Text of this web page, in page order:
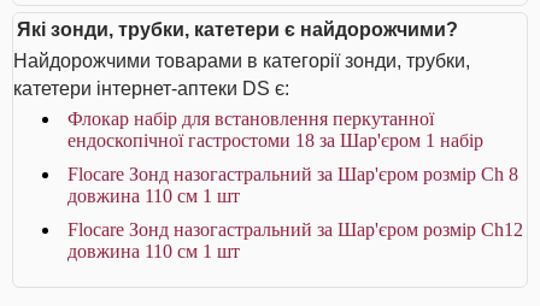
Які зонди, трубки, катетери є найдорожчими?
Найдорожчими товарами в категорії зонди, трубки,
катетери інтернет-аптеки DS є:
Флокар набір для встановлення перкутанної
ендоскопічної гастростоми 18 за Шар'єром 1 набір
Flocare Зонд назогастральний за Шар'єром розмір Ch 8
довжина 110 см 1 шт
Flocare Зонд назогастральний за Шар'єром розмір Ch12
довжина 110 см 1 шт